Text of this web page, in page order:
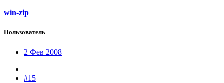
win-zip
Пользователь
2 Фев 2008
#15